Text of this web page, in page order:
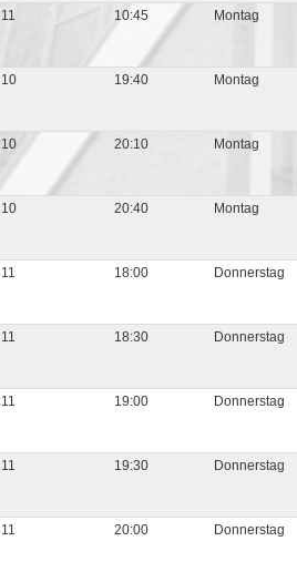
11 10:45 Montag
10 19:40 Montag
10 20:10 Montag
10 20:40 Montag
11 18:00 Donnerstag
11 18:30 Donnerstag
11 19:00 Donnerstag
11 19:30 Donnerstag
11 20:00 Donnerstag